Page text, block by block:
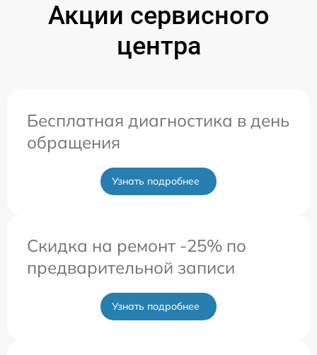
Акции сервисного
центра
Бесплатная диагностика в день
обращения
Узнать подробнее
Скидка на ремонт -25% по
предварительной записи
Узнать подробнее